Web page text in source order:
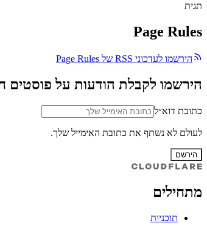
תגית
Page Rules
הירשמו לעדכוני RSS של Page Rules
הירשמו לקבלת הודעות על פוסטים
כתובת דוא״ל
לעולם לא נשתף את כתובת האימייל שלך.
הירשם
מתחילים
תוכניות